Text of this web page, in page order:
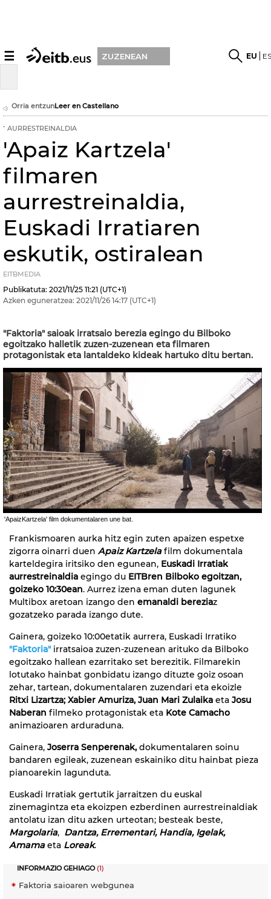
☰ ZUZENEAN EU
Orria entzunLeer en Castellano
AURRESTREINALDIA
'Apaiz Kartzela'
filmaren
aurrestreinaldia,
Euskadi Irratiaren
eskutik, ostiralean
EITBMEDIA
Publikatuta: 2021/11/25 11:21 (UTC+1)
Azken eguneratzea: 2021/11/26 14:17 (UTC+1)
"Faktoria" saioak irratsaio berezia egingo du Bilboko
egoitzako halletik zuzen-zuzenean eta filmaren
protagonistak eta lantaldeko kideak hartuko ditu bertan.
'ApaizKartzela' film dokumentalaren une bat.
Frankismoaren aurka hitz egin zuten apaizen espetxe
zigorra oinarri duen Apaiz Kartzelafilm dokumentala
karteldegira iritsiko den egunean, Euskadi Irratiak
aurrestreinaldia egingo du EITBren Bilboko egoitzan,
goizeko 10:30ean. Aurrez izena eman duten lagunek
Multibox aretoan izango den emanaldi bereziaz
gozatzeko parada izango dute.
Gainera, goizeko 10:00etatik aurrera, Euskadi Irratiko
"Faktoria"irratsaioa zuzen-zuzenean arituko da Bilboko
egoitzako hallean ezarritako set berezitik. Filmarekin
lotutako hainbat gonbidatu izango dituzte goiz osoan
zehar, tartean, dokumentalaren zuzendari eta ekoizle
Ritxi Lizartza; Xabier Amuriza, Juan Mari Zulaika eta Josu
Naberan filmeko protagonistak eta Kote Camacho
animazioaren arduraduna.
Gainera, Joserra Senperenak, dokumentalaren soinu
bandaren egileak, zuzenean eskainiko ditu hainbat pieza
pianoarekin lagunduta.
Euskadi Irratiak gertutik jarraitzen du euskal
zinemagintza eta ekoizpen ezberdinen aurrestreinaldiak
antolatu izan ditu azken urteotan; besteak beste,
Margolaria, Dantza, Errementari, Handia, Igelak,
Amamaeta Loreak.
INFORMAZIO GEHIAGO(1)
Faktoria saioaren webgunea